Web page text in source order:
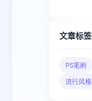
文章标签
PS笔刷
流行风格